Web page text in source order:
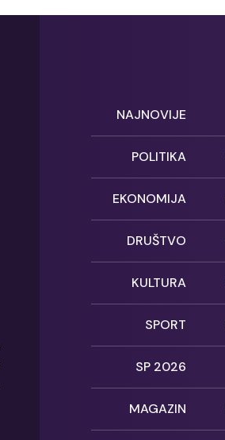
NAJNOVIJE
POLITIKA
EKONOMIJA
DRUŠTVO
KULTURA
SPORT
SP 2026
MAGAZIN